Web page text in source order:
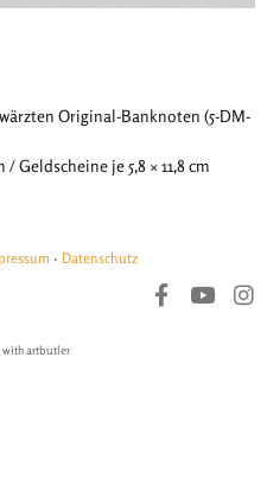
Original-Banknoten (5-DM-
Geldscheine je 5,8 × 11,8 cm
· Datenschutz
with artbutler